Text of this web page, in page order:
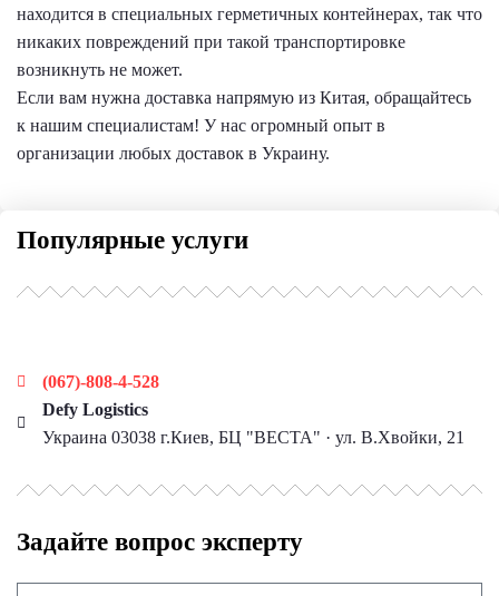
находится в специальных герметичных контейнерах, так что
никаких повреждений при такой транспортировке
возникнуть не может.
Если вам нужна доставка напрямую из Китая, обращайтесь
к нашим специалистам! У нас огромный опыт в
организации любых доставок в Украину.
Популярные услуги
(067)-808-4-528
Defy Logistics
Украина 03038 г.Киев, БЦ "ВЕСТА" · ул. В.Хвойки, 21
Задайте вопрос эксперту